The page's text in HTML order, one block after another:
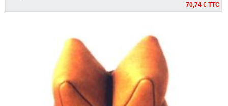
70,74 € TTC